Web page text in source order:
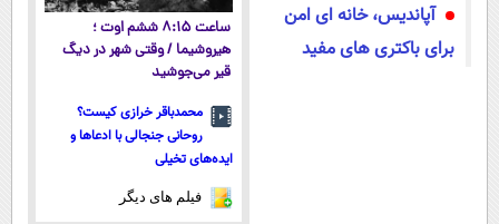
آپاندیس، خانه ای امن
برای باکتری‌ های مفید
ساعت ۸:۱۵ ششم اوت ؛
هیروشیما / وقتی شهر در دیگ
قیر می‌جوشید
محمدباقر خرازی کیست؟
روحانی جنجالی با ادعاها و
ایده‌های تخیلی
فیلم های دیگر